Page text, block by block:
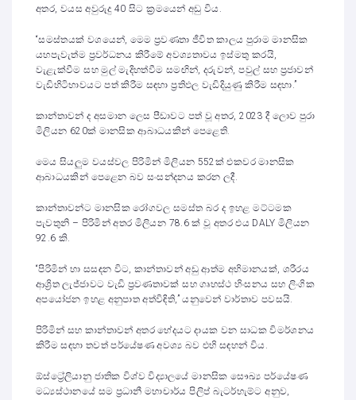
අතර, වයස අවුරුදු 40 සිට ක්‍රමයෙන් අඩු විය.
“සමස්තයක් වශයෙන්, මෙම ප්‍රවණතා ජීවිත කාලය පුරාම මානසික
යහපැවැත්ම ප්‍රවර්ධනය කිරීමේ අවශ්‍යතාවය ඉස්මතු කරයි,
වැළැක්වීම සහ මුල් මැදිහත්වීම සමඟින්, දරුවන්, පවුල් සහ ප්‍රජාවන්
වැඩිහිටිභාවයට පත් කිරීම සඳහා ප්‍රතිඵල වැඩිදියුණු කිරීම සඳහා.”
කාන්තාවන් ද අසමාන ලෙස පීඩාවට පත් වූ අතර, 2023 දී ලොව පුරා
මිලියන 620ක් මානසික ආබාධයකින් පෙළෙති.
මෙය සියලුම වයස්වල පිරිමින් මිලියන 552ක් එකවර මානසික
ආබාධයකින් පෙළෙන බව සංසන්දනය කරන ලදී.
කාන්තාවන්ට මානසික රෝගවල සමස්ත බර ද ඉහළ මට්ටමක
පැවතුනි – පිරිමින් අතර මිලියන 78.6 ක් වූ අතර එය DALY මිලියන
92.6 කි.
“පිරිමින් හා සසඳන විට, කාන්තාවන් අඩු ආත්ම අභිමානයක්, ශරීරය
ආශ්‍රිත ලැජ්ජාවට වැඩි ප්‍රවණතාවක් සහ ගෘහස්ථ හිංසනය සහ ලිංගික
අපයෝජන ඉහළ අනුපාත අත්විඳිති,” යනුවෙන් වාර්තාව පවසයි.
පිරිමින් සහ කාන්තාවන් අතර භේදයට දායක වන සාධක විමර්ශනය
කිරීම සඳහා තවත් පර්යේෂණ අවශ්‍ය බව එහි සඳහන් විය.
ඕස්ට්‍රේලියානු ජාතික විශ්ව විද්‍යාලයේ මානසික සෞඛ්‍ය පර්යේෂණ
මධ්‍යස්ථානයේ සම ප්‍රධානී මහාචාර්ය පිලිප් බැටර්හැම්ට අනුව,